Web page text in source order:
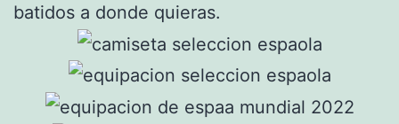
batidos a donde quieras.